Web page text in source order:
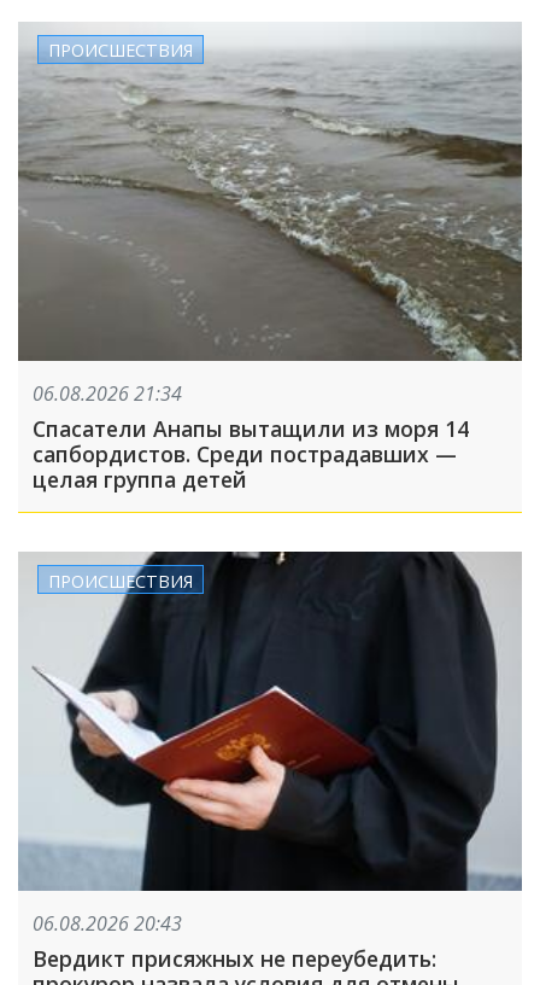
ПРОИСШЕСТВИЯ
06.08.2026 21:34
Спасатели Анапы вытащили из моря 14
сапбордистов. Среди пострадавших —
целая группа детей
ПРОИСШЕСТВИЯ
06.08.2026 20:43
Вердикт присяжных не переубедить: